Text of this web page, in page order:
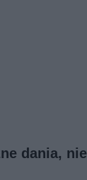
dania, nie